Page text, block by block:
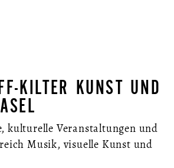
KILTER KUNST UND
kulturelle Veranstaltungen und
Musik, visuelle Kunst und